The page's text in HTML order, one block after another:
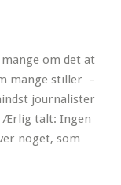
om det at
mange stiller –
journalister
Ærlig talt: Ingen
noget, som